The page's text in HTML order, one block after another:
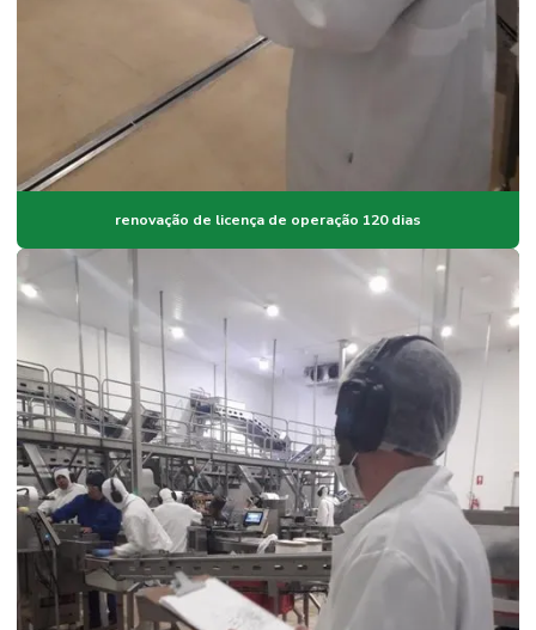
renovação de licença de operação 120 dias